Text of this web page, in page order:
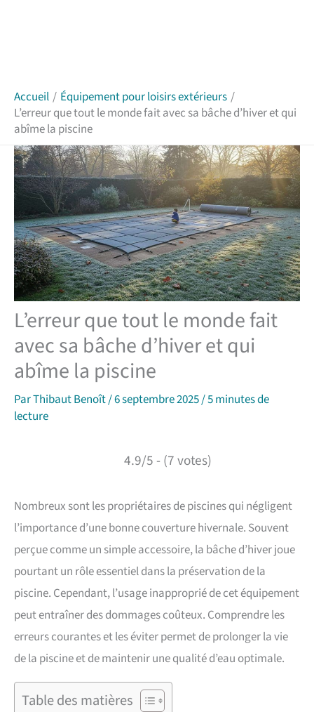
Accueil
Équipement pour loisirs extérieurs
L’erreur que tout le monde fait avec sa bâche d’hiver et qui
abîme la piscine
L’erreur que tout le monde fait
avec sa bâche d’hiver et qui
abîme la piscine
ParThibaut Benoît/6 septembre 2025/5 minutes de
lecture
4.9/5 - (7 votes)
Nombreux sont les propriétaires de piscines qui négligent
l’importance d’une bonne couverture hivernale. Souvent
perçue comme un simple accessoire, la bâche d’hiver joue
pourtant un rôle essentiel dans la préservation de la
piscine. Cependant, l’usage inapproprié de cet équipement
peut entraîner des dommages coûteux. Comprendre les
erreurs courantes et les éviter permet de prolonger la vie
de la piscine et de maintenir une qualité d’eau optimale.
Table des matières